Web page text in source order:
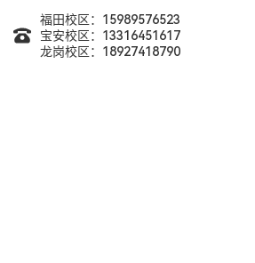
福田校区：15989576523
宝安校区：13316451617
龙岗校区：18927418790